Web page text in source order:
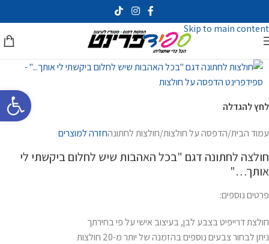
פתח
Skip to main content
לחץ להגדלה
עמוד הבית/הדפסה על חולצות/חולצות לחתונהחזרה למוצרים
חולצה לחתונה דגם "בכל האהבות שיש לחלום ביקשתי לי
אותך…"
פרטים נוספים:
חולצת דרייפיט בצבע לבן, בעיצוב אישי על פי בחירתך
ניתן לבחור צבעים נוספים בהזמנה של יותר מ-20 חולצות